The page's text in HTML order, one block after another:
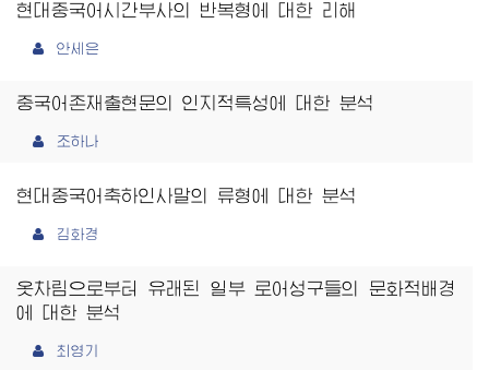
현대중국어시간부사의 반복형에 대한 리해
안세은
중국어존재출현문의 인지적특성에 대한 분석
조하나
현대중국어축하인사말의 류형에 대한 분석
김화경
옷차림으로부터 유래된 일부 로어성구들의 문화적배경
에 대한 분석
최영기